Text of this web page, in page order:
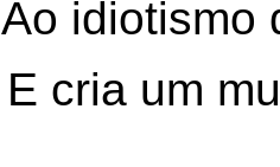
Ao idiotismo
E cria um